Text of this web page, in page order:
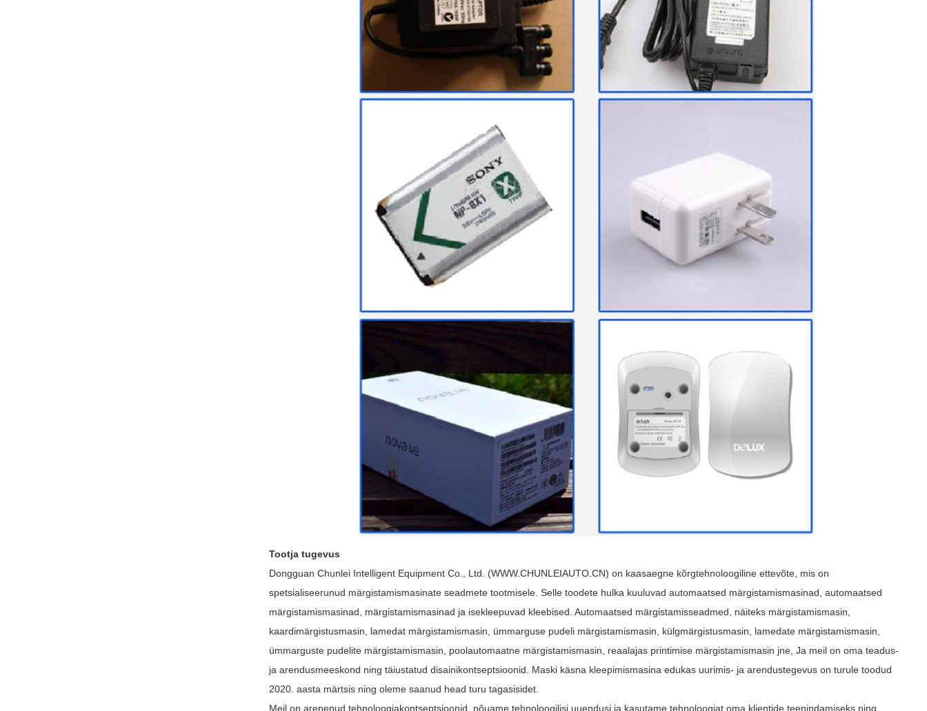
Tootja tugevus
Dongguan Chunlei Intelligent Equipment Co., Ltd. (WWW.CHUNLEIAUTO.CN) on kaasaegne kõrgtehnoloogiline ettevõte, mis on
spetsialiseerunud märgistamismasinate seadmete tootmisele. Selle toodete hulka kuuluvad automaatsed märgistamismasinad, automaatsed
märgistamismasinad, märgistamismasinad ja isekleepuvad kleebised. Automaatsed märgistamisseadmed, näiteks märgistamismasin,
kaardimärgistusmasin, lamedat märgistamismasin, ümmarguse pudeli märgistamismasin, külgmärgistusmasin, lamedate märgistamismasin,
ümmarguste pudelite märgistamismasin, poolautomaatne märgistamismasin, reaalajas printimise märgistamismasin jne, Ja meil on oma teadus-
ja arendusmeeskond ning täiustatud disainikontseptsioonid. Maski käsna kleepimismasina edukas uurimis- ja arendustegevus on turule toodud
2020. aasta märtsis ning oleme saanud head turu tagasisidet.
Meil on arenenud tehnoloogiakontseptsioonid, nõuame tehnoloogilisi uuendusi ja kasutame tehnoloogiat oma klientide teenindamiseks ning